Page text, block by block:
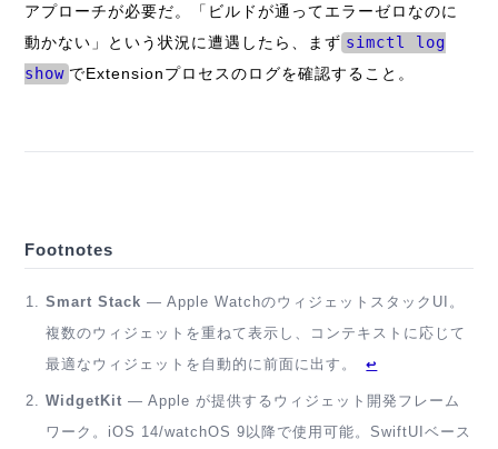
アプローチが必要だ。「ビルドが通ってエラーゼロなのに
動かない」という状況に遭遇したら、まず simctl log
show でExtensionプロセスのログを確認すること。
Footnotes
Smart Stack — Apple WatchのウィジェットスタックUI。
複数のウィジェットを重ねて表示し、コンテキストに応じて
最適なウィジェットを自動的に前面に出す。
↩
WidgetKit — Apple が提供するウィジェット開発フレーム
ワーク。iOS 14/watchOS 9以降で使用可能。SwiftUIベース